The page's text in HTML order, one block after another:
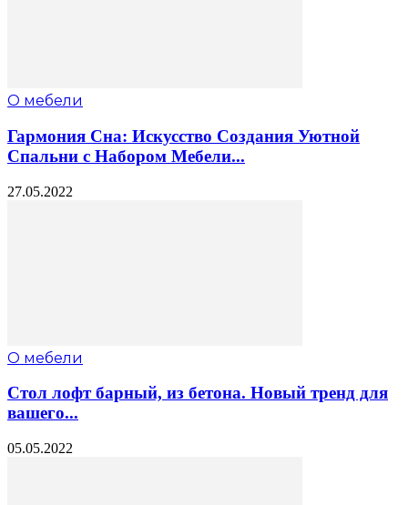
О мебели
Гармония Сна: Искусство Создания Уютной
Спальни с Набором Мебели...
27.05.2022
О мебели
Стол лофт барный, из бетона. Новый тренд для
вашего...
05.05.2022